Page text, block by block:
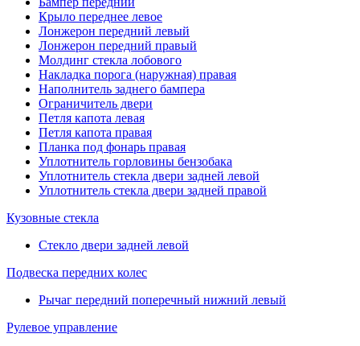
Крыло переднее левое
Лонжерон передний левый
Лонжерон передний правый
Молдинг стекла лобового
Накладка порога (наружная) правая
Наполнитель заднего бампера
Ограничитель двери
Петля капота левая
Петля капота правая
Планка под фонарь правая
Уплотнитель горловины бензобака
Уплотнитель стекла двери задней левой
Уплотнитель стекла двери задней правой
Кузовные стекла
Стекло двери задней левой
Подвеска передних колес
Рычаг передний поперечный нижний левый
Рулевое управление